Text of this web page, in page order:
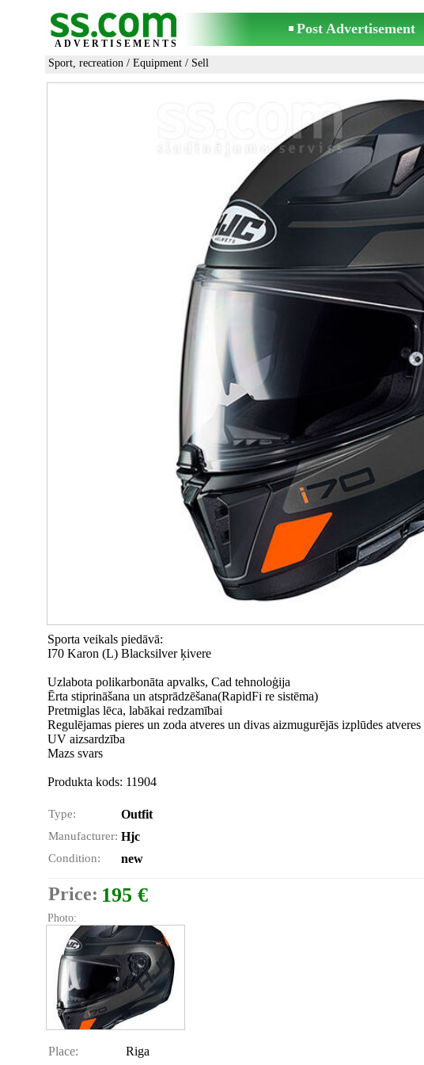
ADVERTISEMENTS
Post Advertisement
Sport, recreation / Equipment / Sell
Sporta veikals piedāvā:
I70 Karon (L) Blacksilver ķivere
Uzlabota polikarbonāta apvalks, Cad tehnoloģija
Ērta stiprināšana un atsprādzēšana(RapidFi re sistēma)
Pretmiglas lēca, labākai redzamībai
Regulējamas pieres un zoda atveres un divas aizmugurējās izplūdes atveres
UV aizsardzība
Mazs svars
Produkta kods: 11904
Type: Outfit
Manufacturer: Hjc
Condition: new
Price: 195 €
Photo:
Place: Riga